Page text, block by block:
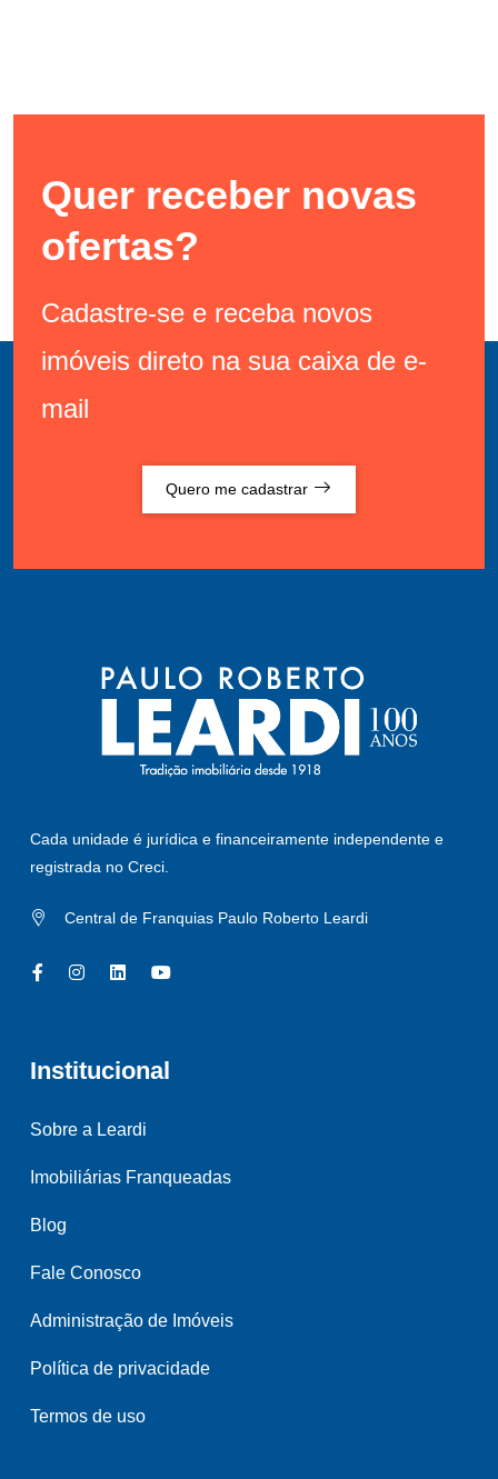
Quer receber novas
ofertas?
Cadastre-se e receba novos
imóveis direto na sua caixa de e-
mail
Quero me cadastrar
Cada unidade é jurídica e financeiramente independente e
registrada no Creci.
Central de Franquias Paulo Roberto Leardi
Institucional
Sobre a Leardi
Imobiliárias Franqueadas
Blog
Fale Conosco
Administração de Imóveis
Política de privacidade
Termos de uso